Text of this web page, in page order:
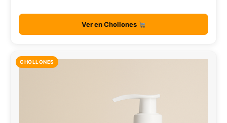
Ver en Chollones
CHOLLONES